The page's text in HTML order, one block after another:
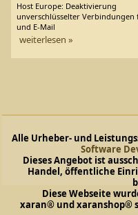
Host Europe: Deaktivierung
unverschlüsselter Verbindungen
und E-Mail
weiterlesen »
Alle Urheber- und
Software
Dieses Angebot ist
Handel, öffentliche
Diese Webseite
xaran® und xaranshop®